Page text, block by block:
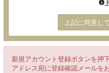
上記に同意し
新規アカウント登録ボタンを押
アドレス宛に登録確認メールを